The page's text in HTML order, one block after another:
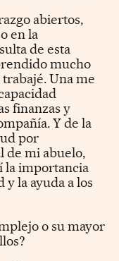
abiertos,
en la
de esta
mucho
Una me
finanzas y
Y de la
por
de mi abuelo,
la importancia
la ayuda a los
o su mayor